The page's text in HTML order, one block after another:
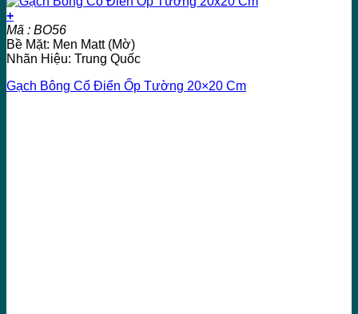
+
Mã : BO56
Bề Mặt: Men Matt (Mờ)
Nhãn Hiệu: Trung Quốc
Gạch Bông Cổ Điển Ốp Tường 20×20 Cm